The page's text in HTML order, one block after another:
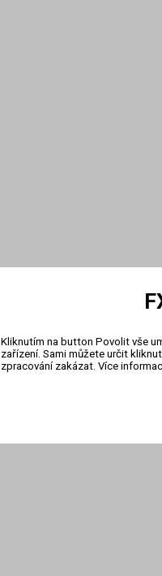
Kliknutím na button Povolit vše
zařízení. Sami můžete určit
zpracování zakázat. Více